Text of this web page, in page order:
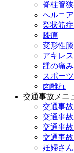
脊柱管
ヘルニア
梨状筋
膝痛
変形性
アキレ
踵の痛み
スポー
肉離れ
交通事故メニ
交通事
交通事
交通事
交通事
妊婦さ